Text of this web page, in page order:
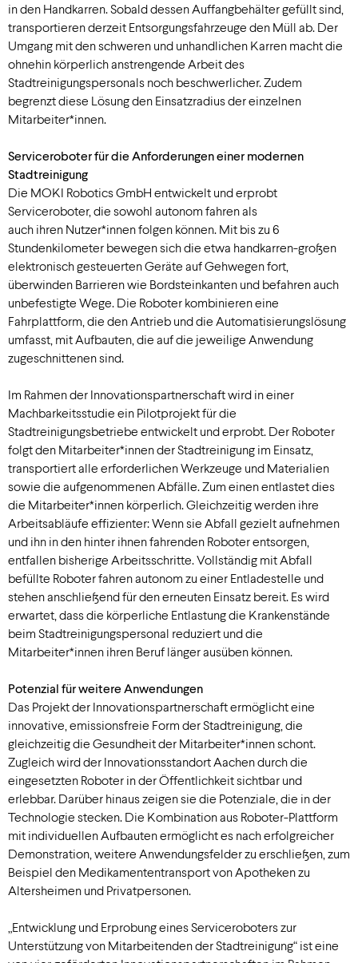
in den Handkarren. Sobald dessen Auffangbehälter gefüllt sind,
transportieren derzeit Entsorgungsfahrzeuge den Müll ab. Der
Umgang mit den schweren und unhandlichen Karren macht die
ohnehin körperlich anstrengende Arbeit des
Stadtreinigungspersonals noch beschwerlicher. Zudem
begrenzt diese Lösung den Einsatzradius der einzelnen
Mitarbeiter*innen.
Serviceroboter für die Anforderungen einer modernen
Stadtreinigung
Die MOKI Robotics GmbH entwickelt und erprobt
Serviceroboter, die sowohl autonom fahren als
auch ihren Nutzer*innen folgen können. Mit bis zu 6
Stundenkilometer bewegen sich die etwa handkarren-großen
elektronisch gesteuerten Geräte auf Gehwegen fort,
überwinden Barrieren wie Bordsteinkanten und befahren auch
unbefestigte Wege. Die Roboter kombinieren eine
Fahrplattform, die den Antrieb und die Automatisierungslösung
umfasst, mit Aufbauten, die auf die jeweilige Anwendung
zugeschnittenen sind.
Im Rahmen der Innovationspartnerschaft wird in einer
Machbarkeitsstudie ein Pilotprojekt für die
Stadtreinigungsbetriebe entwickelt und erprobt. Der Roboter
folgt den Mitarbeiter*innen der Stadtreinigung im Einsatz,
transportiert alle erforderlichen Werkzeuge und Materialien
sowie die aufgenommenen Abfälle. Zum einen entlastet dies
die Mitarbeiter*innen körperlich. Gleichzeitig werden ihre
Arbeitsabläufe effizienter: Wenn sie Abfall gezielt aufnehmen
und ihn in den hinter ihnen fahrenden Roboter entsorgen,
entfallen bisherige Arbeitsschritte. Vollständig mit Abfall
befüllte Roboter fahren autonom zu einer Entladestelle und
stehen anschließend für den erneuten Einsatz bereit. Es wird
erwartet, dass die körperliche Entlastung die Krankenstände
beim Stadtreinigungspersonal reduziert und die
Mitarbeiter*innen ihren Beruf länger ausüben können.
Potenzial für weitere Anwendungen
Das Projekt der Innovationspartnerschaft ermöglicht eine
innovative, emissionsfreie Form der Stadtreinigung, die
gleichzeitig die Gesundheit der Mitarbeiter*innen schont.
Zugleich wird der Innovationsstandort Aachen durch die
eingesetzten Roboter in der Öffentlichkeit sichtbar und
erlebbar. Darüber hinaus zeigen sie die Potenziale, die in der
Technologie stecken. Die Kombination aus Roboter-Plattform
mit individuellen Aufbauten ermöglicht es nach erfolgreicher
Demonstration, weitere Anwendungsfelder zu erschließen, zum
Beispiel den Medikamententransport von Apotheken zu
Altersheimen und Privatpersonen.
„Entwicklung und Erprobung eines Serviceroboters zur
Unterstützung von Mitarbeitenden der Stadtreinigung“ ist eine